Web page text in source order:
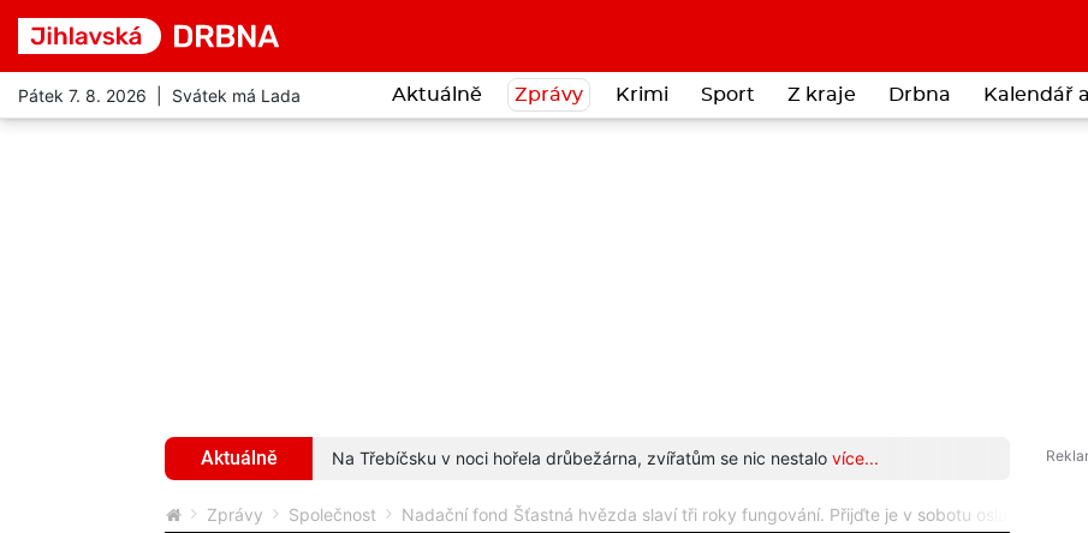
Pátek 7. 8. 2026 | Svátek má Lada Aktuálně Zprávy Krimi Sport Z kraje Drbna Kalendář
Aktuálně
Stal se obětí podvodníků více... Na Třebíčsku v noci hořela drůbežárna, zvířatům se nic nestalo více...
Zprávy Společnost Nadační fond Šťastná hvězda slaví tři roky fungování. Přijďte je v sobotu oslavit na